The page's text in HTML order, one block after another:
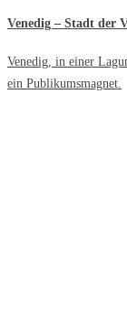
Venedig – Stadt der
Venedig, in einer
ein Publikumsmagnet.